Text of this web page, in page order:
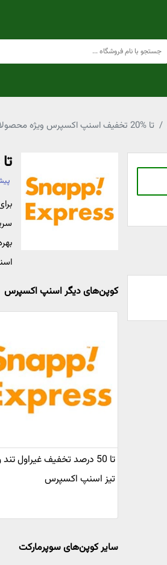
تا %20 تخفیف اسنپ اکسپرس ویژه محصولات برند اکتیو
تا %20 تخفیف
کوپن‌های دیگر اسنپ اکسپرس
تا 50 درصد تخفیف غیراول تند
تیز اسنپ اکسپرس
سایر کوپن‌های سوپرمارکت